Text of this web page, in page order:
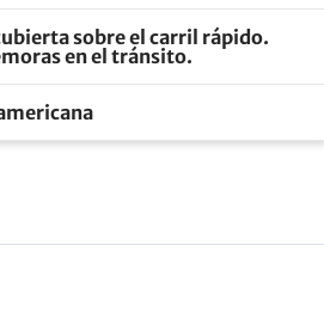
sobre el carril rápido.
en el tránsito.